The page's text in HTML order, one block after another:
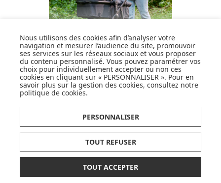
DÉCOUVRIR LA MARQUE
159,90 €
SUIVEZ NOS ACTUS,
NOUVEAUTÉS, OFFRES...
Nous utilisons des cookies afin d’analyser votre
navigation et mesurer l’audience du site, promouvoir
ses services sur les réseaux sociaux et vous proposer
du contenu personnalisé. Vous pouvez paramétrer vos
choix pour individuellement accepter ou non ces
cookies en cliquant sur « PERSONNALISER ». Pour en
savoir plus sur la gestion des cookies, consultez notre
politique de cookies.
PERSONNALISER
TOUT REFUSER
TOUT ACCEPTER